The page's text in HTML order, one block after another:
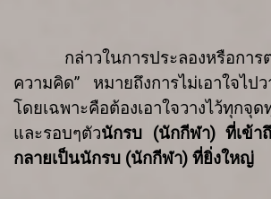
กล่าวในการประลองหรือการ
ความคิด” หมายถึงการไม่เอาใจไปว
โดยเฉพาะคือต้องเอาใจวางไว้ทุกจุ
และรอบๆตัวนักรบ (นักกีฬา) ที่เข้า
กลายเป็นนักรบ (นักกีฬา) ที่ยิ่งใหญ่